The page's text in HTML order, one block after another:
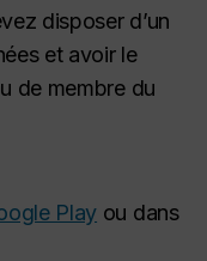
disposer d’un
et avoir le
de membre du
Play ou dans